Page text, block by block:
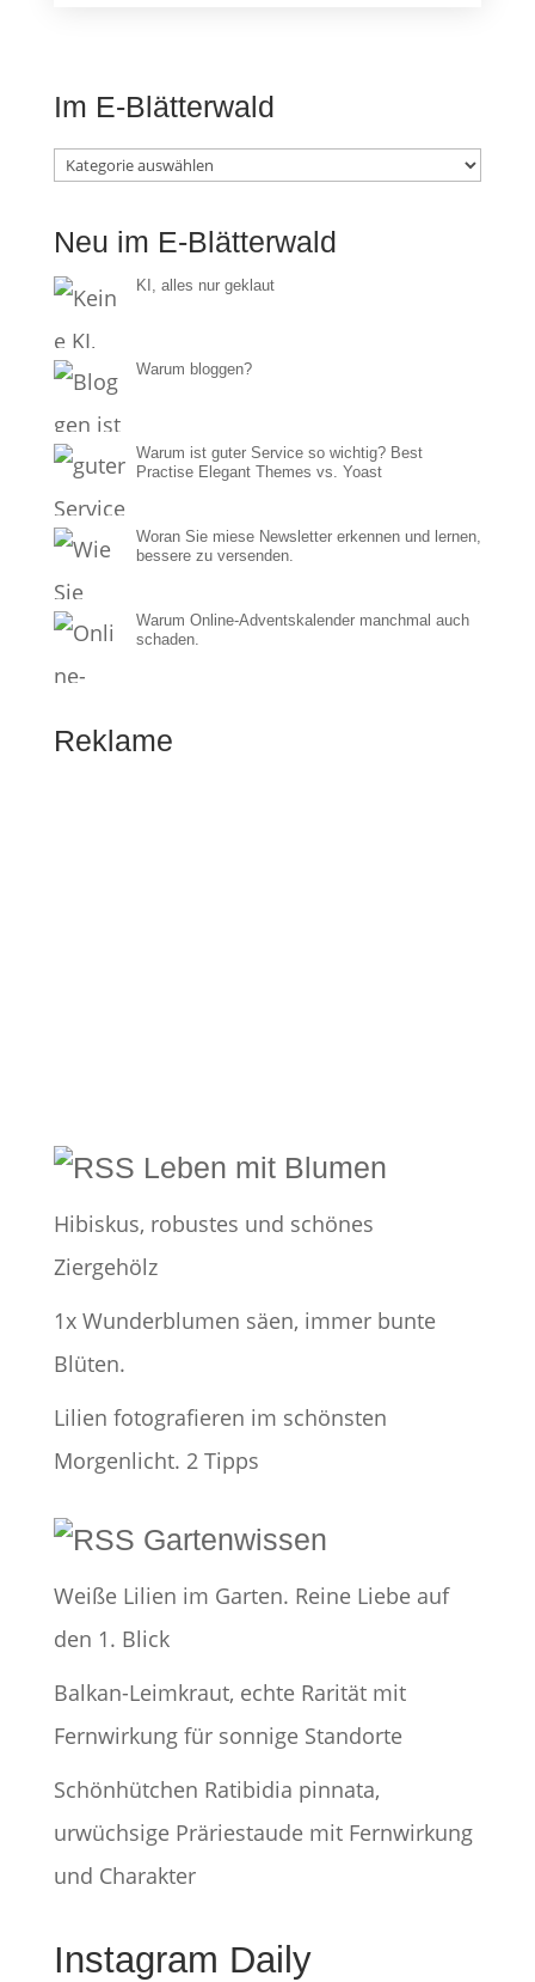
Im E-Blätterwald
Im
Blätterwald
Neu im E-Blätterwald
KI, alles nur geklaut
Warum bloggen?
Warum ist guter Service so wichtig? Best
Practise Elegant Themes vs. Yoast
Woran Sie miese Newsletter erkennen und lernen,
bessere zu versenden.
Warum Online-Adventskalender manchmal auch
schaden.
Reklame
Leben mit Blumen
Hibiskus, robustes und schönes
Ziergehölz
1x Wunderblumen säen, immer bunte
Blüten.
Lilien fotografieren im schönsten
Morgenlicht. 2 Tipps
Gartenwissen
Weiße Lilien im Garten. Reine Liebe auf
den 1. Blick
Balkan-Leimkraut, echte Rarität mit
Fernwirkung für sonnige Standorte
Schönhütchen Ratibidia pinnata,
urwüchsige Präriestaude mit Fernwirkung
und Charakter
Instagram Daily